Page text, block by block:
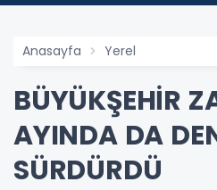
Anasayfa Yerel
BÜYÜKŞEHİR
AYINDA DA
SÜRDÜRDÜ